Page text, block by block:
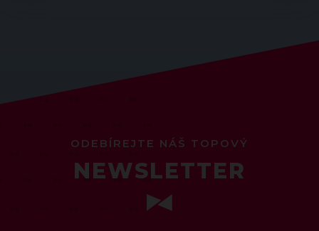
ODEBÍREJTE NÁŠ TOPOVÝ
NEWSLETTER